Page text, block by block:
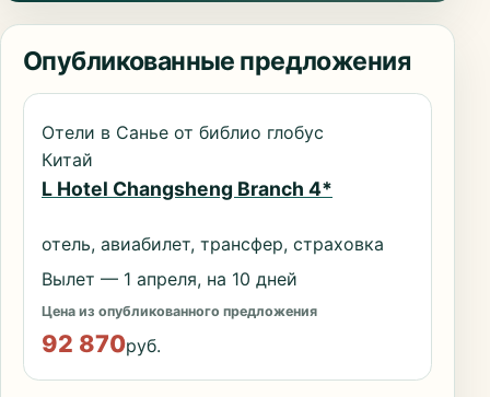
Опубликованные предложения
Отели в Санье от библио глобус
Китай
L Hotel Changsheng Branch 4*
отель, авиабилет, трансфер, страховка
Вылет — 1 апреля, на 10 дней
Цена из опубликованного предложения
92 870руб.